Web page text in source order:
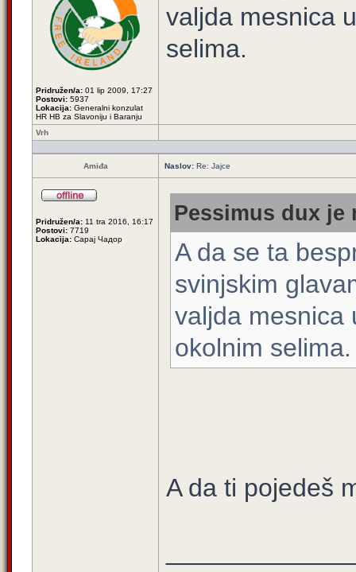
Pridružen/a: 01 lip 2009, 17:27
Postovi: 5937
Lokacija: Generalni konzulat
HR HB za Slavoniju i Baranju
valjda mesnica
selima.
Vrh
Amiđa Naslov: Re: Jajce
Pridružen/a: 11 tra 2016, 16:17
Postovi: 7719
Lokacija: Сарај Чадор
Pessimus dux je
A da se ta
svinjskim
valjda mesnica
okolnim selima.
A da ti pojedeš